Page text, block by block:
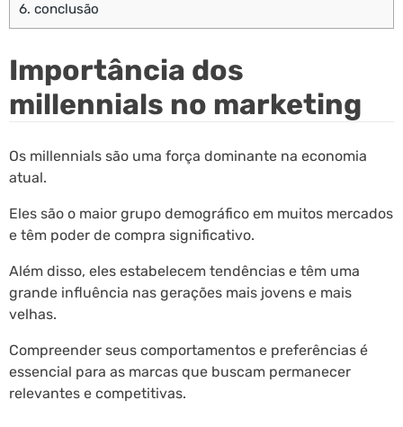
6. conclusão
Importância dos
millennials no marketing
Os millennials são uma força dominante na economia
atual.
Eles são o maior grupo demográfico em muitos mercados
e têm poder de compra significativo.
Além disso, eles estabelecem tendências e têm uma
grande influência nas gerações mais jovens e mais
velhas.
Compreender seus comportamentos e preferências é
essencial para as marcas que buscam permanecer
relevantes e competitivas.